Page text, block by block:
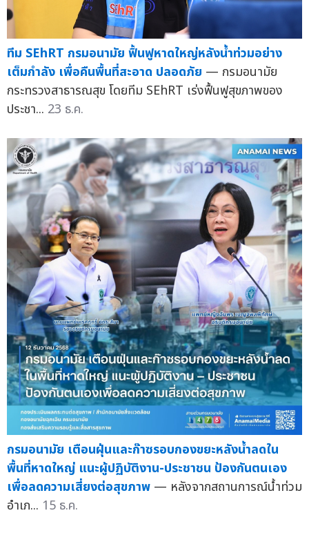
ทีม SEhRT กรมอนามัย ฟื้นฟูหาดใหญ่หลังน้ำท่วมอย่าง
เต็มกำลัง เพื่อคืนพื้นที่สะอาด ปลอดภัย — กรมอนามัย
กระทรวงสาธารณสุข โดยทีม SEhRT เร่งฟื้นฟูสุขภาพของ
ประชา... 23 ธ.ค.
กรมอนามัย เตือนฝุ่นและก๊าซรอบกองขยะหลังน้ำลดใน
พื้นที่หาดใหญ่ แนะผู้ปฏิบัติงาน-ประชาชน ป้องกันตนเอง
เพื่อลดความเสี่ยงต่อสุขภาพ — หลังจากสถานการณ์น้ำท่วม
อำเภ... 15 ธ.ค.